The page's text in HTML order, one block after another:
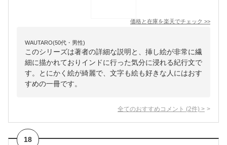
価格と在庫を楽天でチェック >>
WAUTARO(50代・男性)
このシリーズは著者の詳細な説明と、挿し絵が非常に繊
細に描かれておりインドに行った気分に浸れる紀行文で
す。とにかく絵が綺麗で、文字も絵も好きな人にはおす
すめの一冊です。
全てのおすすめコメント (2件) >
18